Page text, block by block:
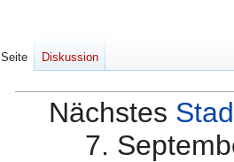
Nächstes
7.
Seite Diskussion